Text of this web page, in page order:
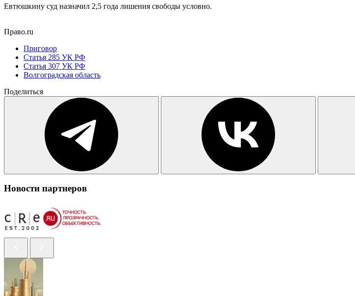
Евтюшкину суд назначил 2,5 года лишения свободы условно.
Право.ru
Приговор
Статья 285 УК РФ
Статья 307 УК РФ
Волгоградская область
Поделиться
Новости партнеров